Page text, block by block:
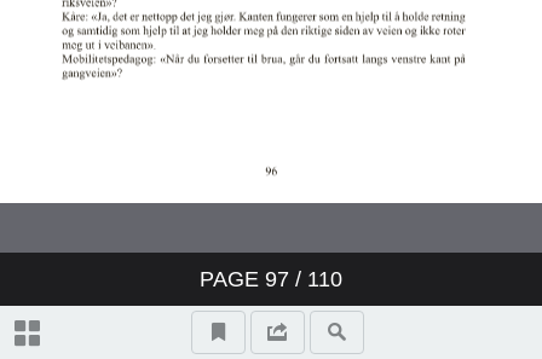
PAGE 97 / 110